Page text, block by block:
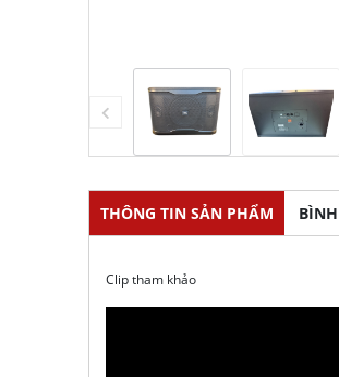
THÔNG TIN SẢN PHẨM
Clip tham khảo